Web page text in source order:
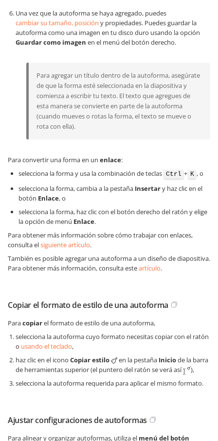
Una vez que la autoforma se haya agregado, puedes
cambiar su tamaño, posición y propiedades. Puedes guardar la
autoforma como una imagen en tu disco duro usando la opción
Guardar como imagen en el menú del botón derecho.
Para agregar un título dentro de la autoforma, asegúrate
de que la forma esté seleccionada en la diapositiva y
comienza a escribir tu texto. El texto que agregues de
esta manera se convierte en parte de la autoforma
(cuando mueves o rotas la forma, el texto se mueve o
rota con ella).
Para convertir una forma en un enlace:
selecciona la forma y usa la combinación de teclas Ctrl + K , o
selecciona la forma, cambia a la pestaña Insertary haz clic en el
botón Enlace, o
selecciona la forma, haz clic con el botón derecho del ratón y elige
la opción de menú Enlace.
Para obtener más información sobre cómo trabajar con enlaces,
consulta elsiguiente artículo.
También es posible agregar una autoforma a un diseño de diapositiva.
Para obtener más información, consulta esteartículo.
Copiar el formato de estilo de una autoforma
Paracopiarel formato de estilo de una autoforma,
selecciona la autoforma cuyo formato necesitas copiar con el ratón
o usando el teclado,
haz clic en el icono Copiar estilo en la pestaña Iniciode la barra
de herramientas superior (el puntero del ratón se verá así
),
selecciona la autoforma requerida para aplicar el mismo formato.
Ajustar configuraciones de autoformas
Para alinear y organizar autoformas, utiliza el menú del botón